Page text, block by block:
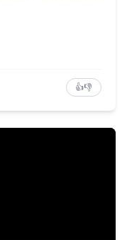
👍👎
Netanyahu about the